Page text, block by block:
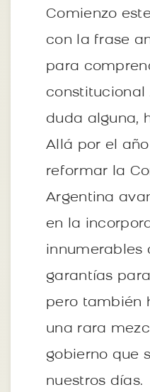
Comienzo
con la frase
para
constitucional
duda alguna,
Allá por el año
reformar la
Argentina
en la
innumerables
garantías
pero también
una rara
gobierno que
nuestros días.